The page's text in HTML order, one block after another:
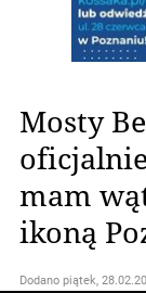
Mosty
mam
ikoną
Dodano piątek,